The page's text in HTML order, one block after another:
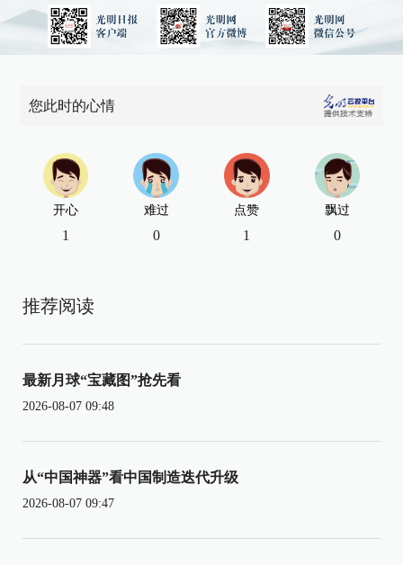
您此时的心情
开心
1
难过
0
点赞
1
飘过
0
推荐阅读
最新月球“宝藏图”抢先看
2026-08-07 09:48
从“中国神器”看中国制造迭代升级
2026-08-07 09:47